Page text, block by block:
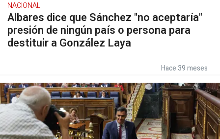
NACIONAL
Albares dice que Sánchez "no aceptaría"
presión de ningún país o persona para
destituir a González Laya
Hace 39 meses